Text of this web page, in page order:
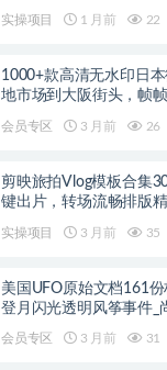
实操项目 1 月前 22
1000+款高清无水印日
地市场到大阪街头，帧
会员专区 3 月前 26
剪映旅拍Vlog模板合集
键出片，转场流畅排版
实操项目 3 月前 35
美国UFO原始文档161
登月闪光透明风筝事件_
会员专区 3 月前 31